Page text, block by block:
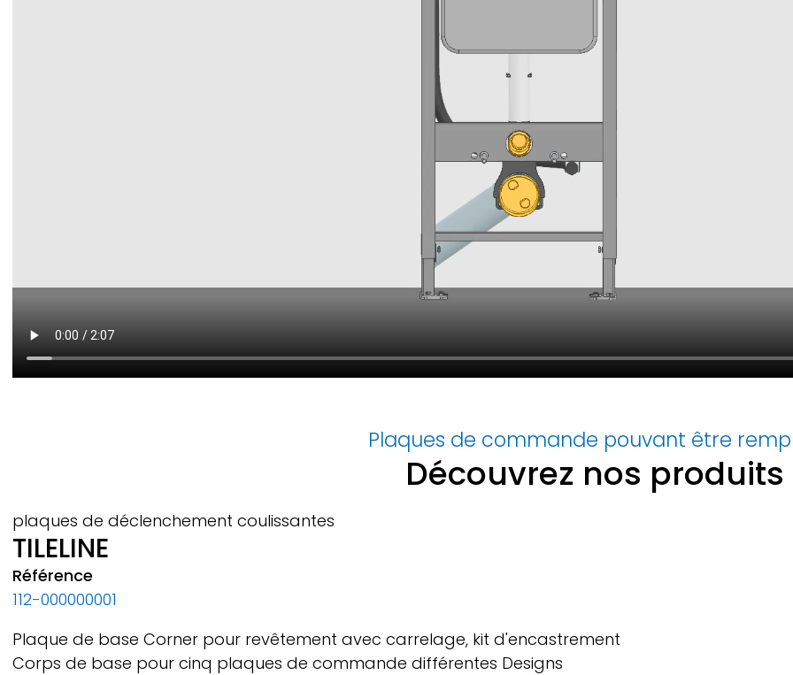
Plaques de commande pouvant être
Découvrez nos produits
plaques de déclenchement coulissantes
TILELINE
Référence
112-000000001
Plaque de base Corner pour revêtement avec carrelage, kit d'encastrement
Corps de base pour cinq plaques de commande différentes Designs